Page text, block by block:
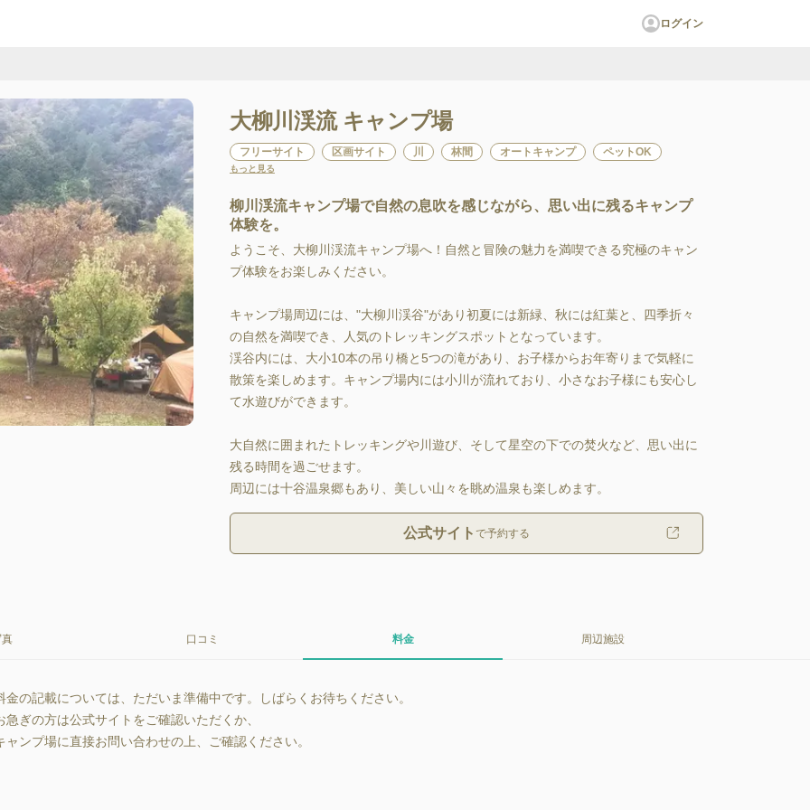
ログイン
大柳川渓流 キャンプ場
フリーサイト 区画サイト 川 林間 オートキャンプ ペットOK
もっと見る
柳川渓流キャンプ場で自然の息吹を感じながら、思い出に残るキャンプ
体験を。
ようこそ、大柳川渓流キャンプ場へ！自然と冒険の魅力を満喫できる究極のキャン
プ体験をお楽しみください。
キャンプ場周辺には、"大柳川渓谷"があり初夏には新緑、秋には紅葉と、四季折々
の自然を満喫でき、人気のトレッキングスポットとなっています。
渓谷内には、大小10本の吊り橋と5つの滝があり、お子様からお年寄りまで気軽に
散策を楽しめます。キャンプ場内には小川が流れており、小さなお子様にも安心し
て水遊びができます。
大自然に囲まれたトレッキングや川遊び、そして星空の下での焚火など、思い出に
残る時間を過ごせます。
周辺には十谷温泉郷もあり、美しい山々を眺め温泉も楽しめます。
公式サイト で予約する
真 口コミ 料金 周辺施設
金の記載については、ただいま準備中です。しばらくお待ちください。
急ぎの方は公式サイトをご確認いただくか、
ャンプ場に直接お問い合わせの上、ご確認ください。